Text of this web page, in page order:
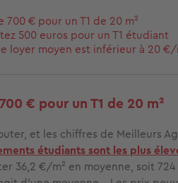
700 € pour un T1 de 20 m²
500 euros pour un T1 étudiant
loyer moyen est inférieur à 20 €/
€ pour un T1 de 20 m²
et les chiffres de Meilleurs
étudiants sont les plus
36,2 €/m² en moyenne, soit